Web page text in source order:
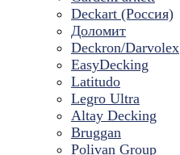
Deckart (Россия)
Доломит
Deckron/Darvolex
EasyDecking
Latitudo
Legro Ultra
Altay Decking
Bruggan
Polivan Group